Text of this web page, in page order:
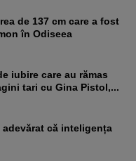
în Odiseea
tari cu Gina Pistol,...